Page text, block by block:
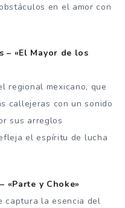
en el amor con
– «El Mayor de los
regional mexicano, que
callejeras con un sonido
sus arreglos
el espíritu de lucha
«Parte y Choke»
captura la esencia del